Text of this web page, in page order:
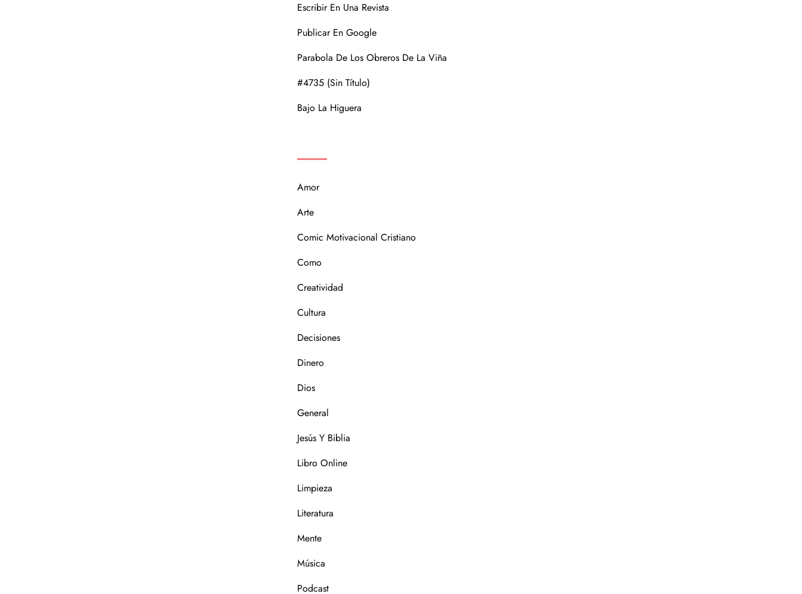
Escribir En Una Revista
Publicar En Google
Parabola De Los Obreros De La Viña
#4735 (sin Título)
Bajo La Higuera
Amor
Arte
Comic Motivacional Cristiano
Como
Creatividad
Cultura
Decisiones
Dinero
Dios
General
Jesús Y Biblia
Libro Online
Limpieza
Literatura
Mente
Música
Podcast